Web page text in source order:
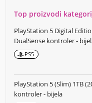
Top proizvodi
PlayStation 5 Digital
DualSense kontroler -
PS5
PlayStation 5 (Slim) 1TB
kontroler - bijela